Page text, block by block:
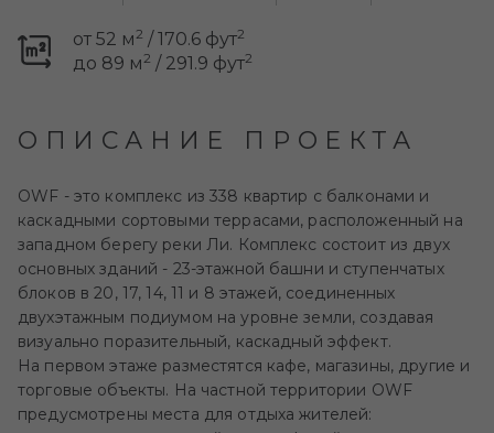
от 52 м2 / 170.6 фут2
до 89 м2 / 291.9 фут2
ОПИСАНИЕ ПРОЕКТА
OWF - это комплекс из 338 квартир с балконами и
каскадными сортовыми террасами, расположенный на
западном берегу реки Ли. Комплекс состоит из двух
основных зданий - 23-этажной башни и ступенчатых
блоков в 20, 17, 14, 11 и 8 этажей, соединенных
двухэтажным подиумом на уровне земли, создавая
визуально поразительный, каскадный эффект.
На первом этаже разместятся кафе, магазины, другие и
торговые объекты. На частной территории OWF
предусмотрены места для отдыха жителей: